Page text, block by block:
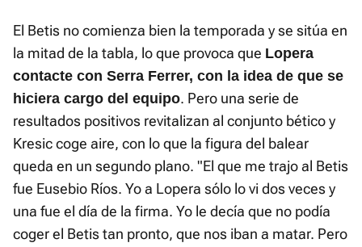
El Betis no comienza bien la temporada y se sitúa en
la mitad de la tabla, lo que provoca que Lopera
contacte con Serra Ferrer, con la idea de que se
hiciera cargo del equipo. Pero una serie de
resultados positivos revitalizan al conjunto bético y
Kresic coge aire, con lo que la figura del balear
queda en un segundo plano. "El que me trajo al Betis
fue Eusebio Ríos. Yo a Lopera sólo lo vi dos veces y
una fue el día de la firma. Yo le decía que no podía
coger el Betis tan pronto, que nos iban a matar. Pero